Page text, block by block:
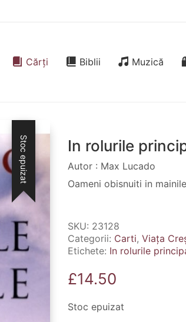
Cărți Biblii Muzică
Stoc epuizat In rolurile
Autor : Max Lucado
Oameni obisnuiti in
SKU: 23128
Categorii: Carti, Viața
Etichete: In rolurile
£14.50
Stoc epuizat